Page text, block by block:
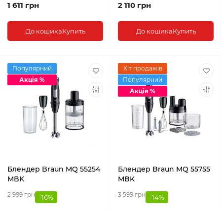
1 611 грн
До кошикаКупить
2 110 грн
До кошикаКупить
Популярний
Акція %
Блендер Braun MQ 55254
MBK
2 999 грн -16%
Хіт продажів
Популярний
Акція %
Блендер Braun MQ 55755
MBK
3 599 грн -14%